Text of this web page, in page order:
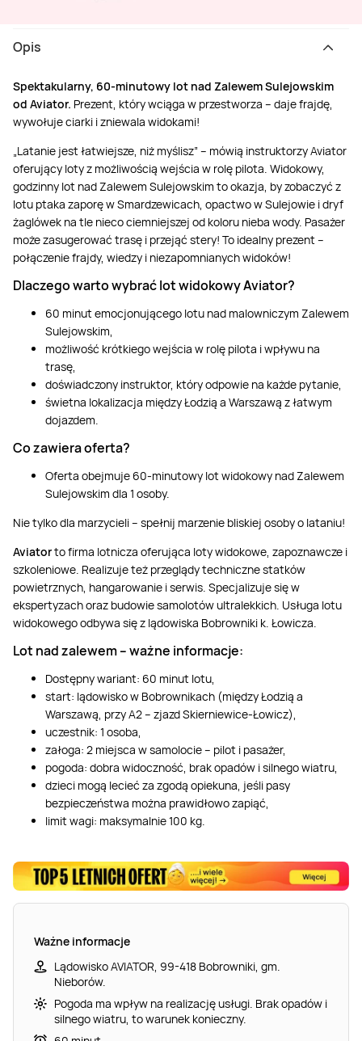
Opis
Spektakularny, 60-minutowy lot nad Zalewem Sulejowskim
od Aviator. Prezent, który wciąga w przestworza – daje frajdę,
wywołuje ciarki i zniewala widokami!
„Latanie jest łatwiejsze, niż myślisz” – mówią instruktorzy Aviator
oferujący loty z możliwością wejścia w rolę pilota. Widokowy,
godzinny lot nad Zalewem Sulejowskim to okazja, by zobaczyć z
lotu ptaka zaporę w Smardzewicach, opactwo w Sulejowie i dryf
żaglówek na tle nieco ciemniejszej od koloru nieba wody. Pasażer
może zasugerować trasę i przejąć stery! To idealny prezent –
połączenie frajdy, wiedzy i niezapomnianych widoków!
Dlaczego warto wybrać lot widokowy Aviator?
60 minut emocjonującego lotu nad malowniczym Zalewem
Sulejowskim,
możliwość krótkiego wejścia w rolę pilota i wpływu na
trasę,
doświadczony instruktor, który odpowie na każde pytanie,
świetna lokalizacja między Łodzią a Warszawą z łatwym
dojazdem.
Co zawiera oferta?
Oferta obejmuje 60-minutowy lot widokowy nad Zalewem
Sulejowskim dla 1 osoby.
Nie tylko dla marzycieli – spełnij marzenie bliskiej osoby o lataniu!
Aviatorto firma lotnicza oferująca loty widokowe, zapoznawcze i
szkoleniowe. Realizuje też przeglądy techniczne statków
powietrznych, hangarowanie i serwis. Specjalizuje się w
ekspertyzach oraz budowie samolotów ultralekkich. Usługa lotu
widokowego odbywa się z lądowiska Bobrowniki k. Łowicza.
Lot nad zalewem – ważne informacje:
Dostępny wariant: 60 minut lotu,
start: lądowisko w Bobrownikach (między Łodzią a
Warszawą, przy A2 – zjazd Skierniewice-Łowicz),
uczestnik: 1 osoba,
załoga: 2 miejsca w samolocie – pilot i pasażer,
pogoda: dobra widoczność, brak opadów i silnego wiatru,
dzieci mogą lecieć za zgodą opiekuna, jeśli pasy
bezpieczeństwa można prawidłowo zapiąć,
limit wagi: maksymalnie 100 kg.
Ważne informacje
Lądowisko AVIATOR, 99-418 Bobrowniki, gm.
Nieborów.
Pogoda ma wpływ na realizację usługi. Brak opadów i
silnego wiatru, to warunek konieczny.